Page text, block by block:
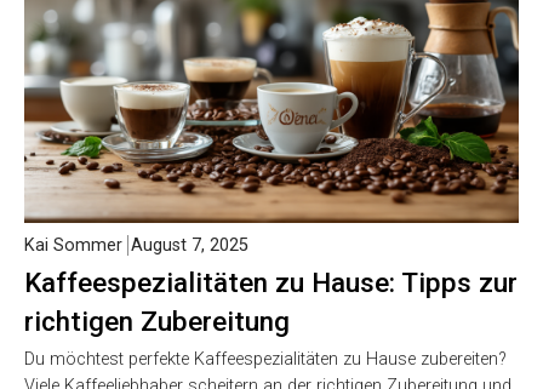
Kaffeespezialitäten zu Hause: Tipps zur
richtigen Zubereitung
Kai Sommer August 7, 2025
Du möchtest perfekte Kaffeespezialitäten zu Hause zubereiten?